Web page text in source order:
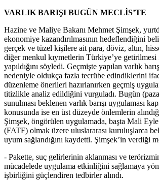
VARLIK BARIŞI BUGÜN MECLİS’TE
Hazine ve Maliye Bakanı Mehmet Şimşek,
ekonomiye kazandırılmasının hedeflendiğini
gerçek ve tüzel kişilere ait para, döviz, altın,
diğer menkul kıymetlerin Türkiye’ye getirilmesi
yapıldığını söyledi. Geçmişte yapılan varlık
nedeniyle oldukça fazla tecrübe edindiklerini
düzenleme önerileri hazırlanırken geçmiş
titizlikle analiz edildiğini vurguladı. Bugün
sunulması beklenen varlık barışı uygulaması
konusunda ise en üst düzeyde önlemlerin
Şimşek, öngörülen uygulamada, başta Mali
(FATF) olmak üzere uluslararası kuruluşlarca
uyum sağlandığını kaydetti. Şimşek’in verdiği
- Pakette, suç gelirlerinin aklanması ve
mücadelede uygulama etkinliğini sağlamaya
işbirliğini güçlendiren tedbirler alındı.